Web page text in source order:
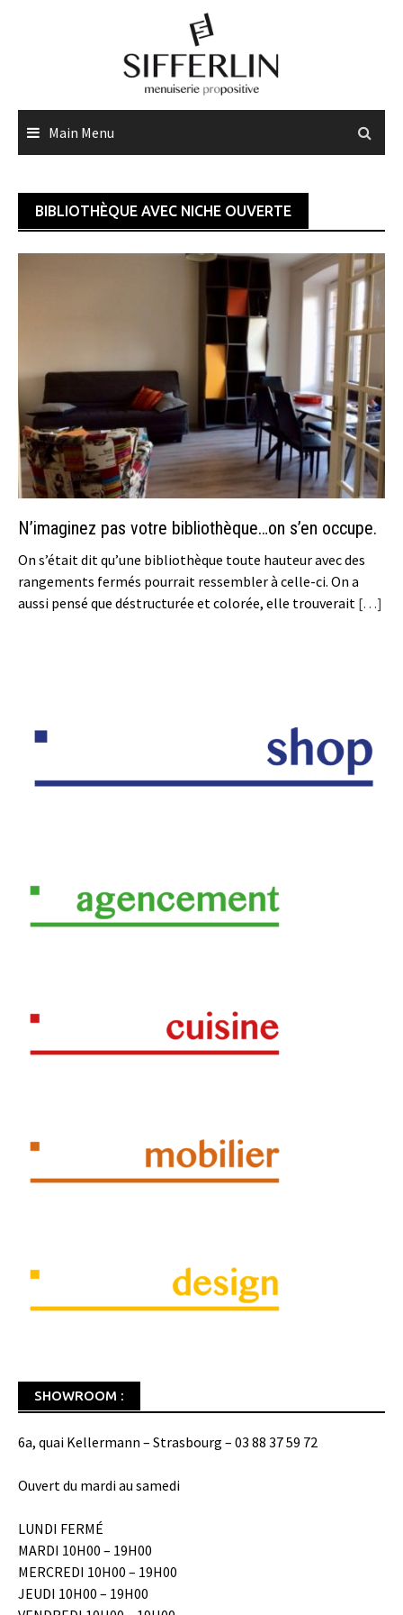
Main Menu
BIBLIOTHÈQUE AVEC NICHE OUVERTE
N’imaginez pas votre bibliothèque…on s’en occupe.
On s’était dit qu’une bibliothèque toute hauteur avec des
rangements fermés pourrait ressembler à celle-ci. On a
aussi pensé que déstructurée et colorée, elle trouverait […]
SHOWROOM :
6a, quai Kellermann – Strasbourg – 03 88 37 59 72
Ouvert du mardi au samedi
LUNDI FERMÉ
MARDI 10H00 – 19H00
MERCREDI 10H00 – 19H00
JEUDI 10H00 – 19H00